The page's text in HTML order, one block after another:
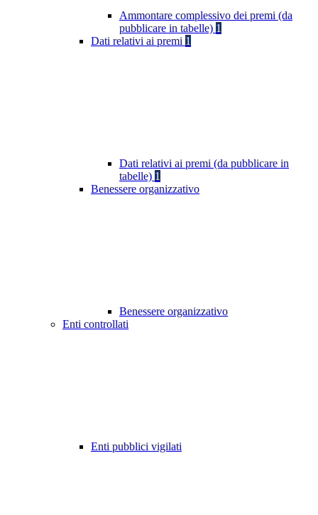
Ammontare complessivo dei premi (da
pubblicare in tabelle) 1
Dati relativi ai premi 1
Dati relativi ai premi (da pubblicare in
tabelle) 1
Benessere organizzativo
Benessere organizzativo
Enti controllati
Enti pubblici vigilati